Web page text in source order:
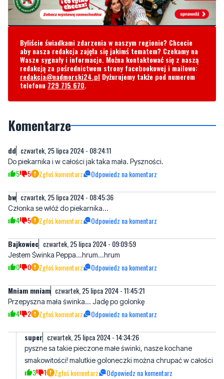
Byliście świadkami zdarzenia w naszym regionie? Chcecie
aby nasza redakcja zajęła się jakimś tematem? Czekamy na
Wasze sygnały i informacje. Można kontaktować się z naszą
redakcja@nadmorski24.plDyżurujemy także pod numerem
telefonu729 715 670.
Komentarze
Do piekarnika i w całości jak taka mała. Pyszności.
bw czwartek, 25 lipca 2024 - 08:45:36
Członka se włóź do piekarnika...
Bajkowiec czwartek, 25 lipca 2024 - 09:09:59
Jestem Świnka Peppa...hrum...hrum
Mniam mniam czwartek, 25 lipca 2024 - 11:45:21
Przepyszna mała świnka... Jadę po golonkę
super czwartek, 25 lipca 2024 - 14:34:26
pyszne sa takie pieczone małe świnki, nasze kochane
3 1 Zgłoś komentarz Odpowiedz na komentarz
Matin czwartek, 25 lipca 2024 - 14:47:52
Poprostu ktoś nie lubi Jastrzębiej Góry i z zazdrości świnie